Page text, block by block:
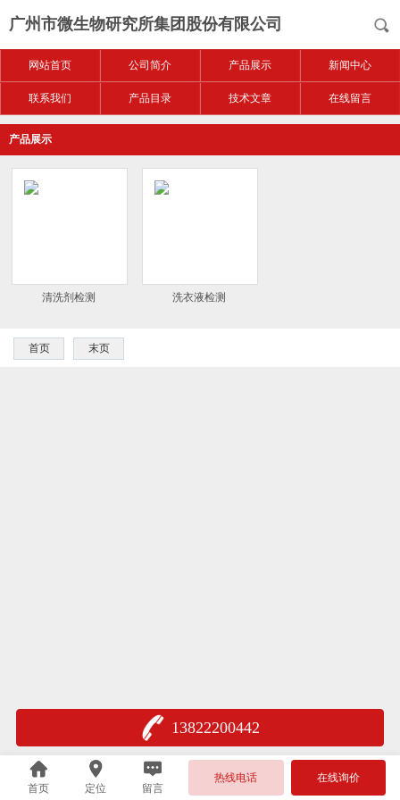
广州市微生物研究所集团股份有限公司
网站首页 公司简介 产品展示 新闻中心
联系我们 产品目录 技术文章 在线留言
产品展示
清洗剂检测 洗衣液检测
首页 末页
13822200442
首页 定位 留言
热线电话 在线询价